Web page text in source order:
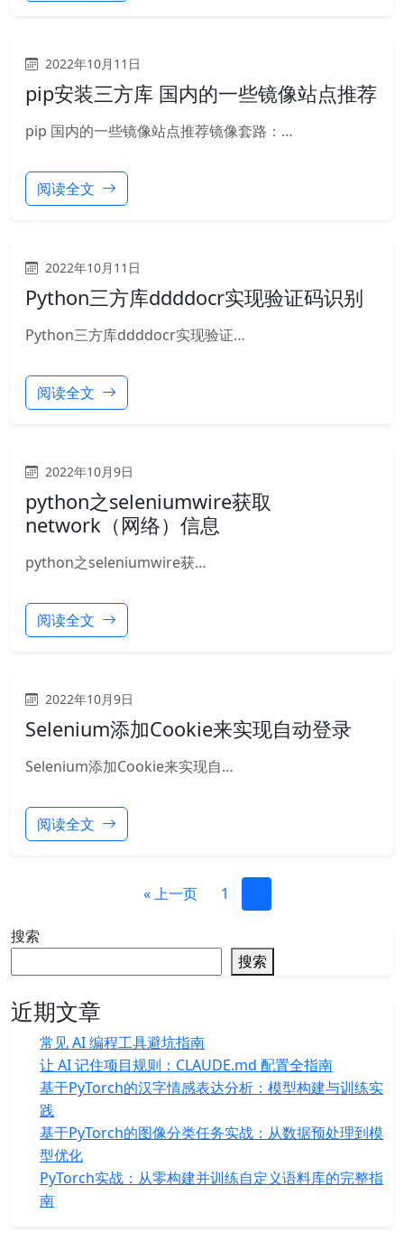
2022年10月11日
pip安装三方库 国内的一些镜像站点推荐
pip 国内的一些镜像站点推荐镜像套路：…
阅读全文
2022年10月11日
Python三方库ddddocr实现验证码识别
Python三方库ddddocr实现验证…
阅读全文
2022年10月9日
python之seleniumwire获取
network（网络）信息
python之seleniumwire获…
阅读全文
2022年10月9日
Selenium添加Cookie来实现自动登录
Selenium添加Cookie来实现自…
阅读全文
« 上一页 1
搜索
搜索
近期文章
常见 AI 编程工具避坑指南
让 AI 记住项目规则：CLAUDE.md 配置全指南
基于PyTorch的汉字情感表达分析：模型构建与训练实
践
基于PyTorch的图像分类任务实战：从数据预处理到模
型优化
PyTorch实战：从零构建并训练自定义语料库的完整指
南